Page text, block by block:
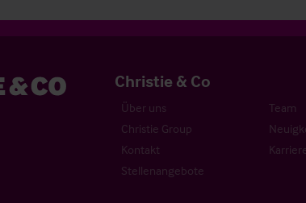
Christie & Co
Über uns
Team
Christie Group
Kontakt
Stellenangebote